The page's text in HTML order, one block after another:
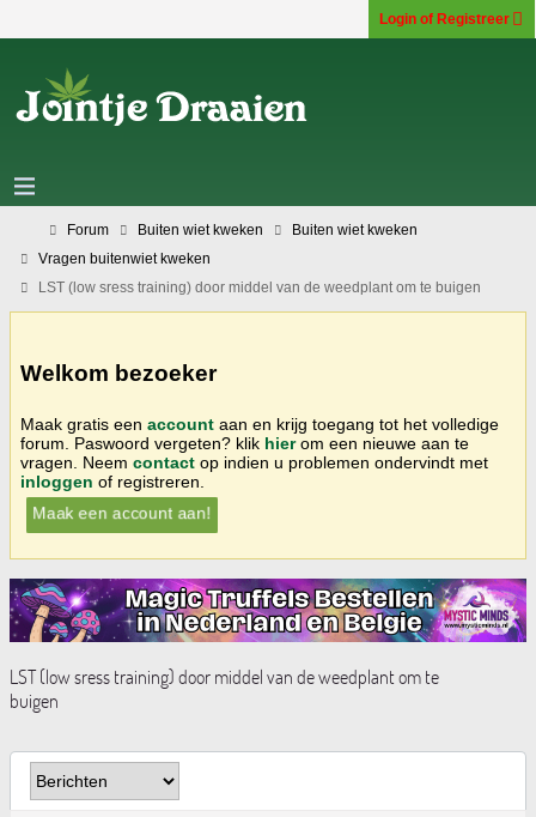
Login of Registreer
Forum Buiten wiet kweken
Buiten wiet kweken
Vragen buitenwiet kweken
LST (low sress training) door middel van de weedplant om te buigen
Welkom bezoeker
Maak gratis een account aan en krijg toegang tot het volledige
forum. Paswoord vergeten? klik hierom een nieuwe aan te
vragen. Neem contact op indien u problemen ondervindt met
inloggen of registreren.
Maak een account aan!
LST (low sress training) door middel van de weedplant om te
buigen